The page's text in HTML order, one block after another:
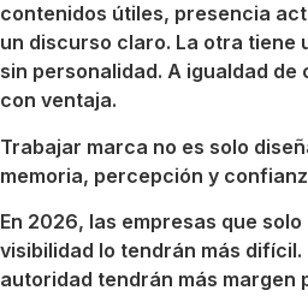
contenidos útiles, presencia
un discurso claro. La otra tiene
sin personalidad. A igualdad
con ventaja.
Trabajar marca no es solo
memoria, percepción y
En 2026, las empresas que
visibilidad lo tendrán más
autoridad tendrán más margen